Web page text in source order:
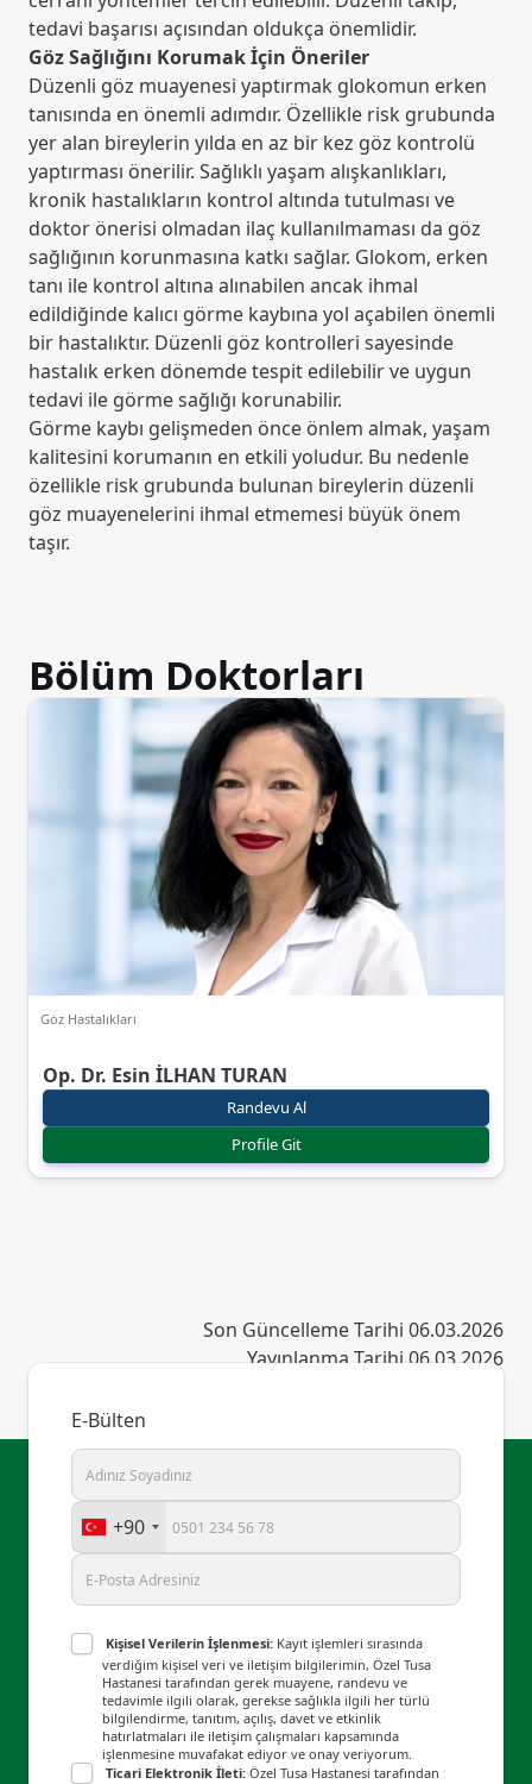
tedavi başarısı açısından oldukça önemlidir.
Göz Sağlığını Korumak İçin Öneriler
Düzenli göz muayenesi yaptırmak glokomun erken
tanısında en önemli adımdır. Özellikle risk grubunda
yer alan bireylerin yılda en az bir kez göz kontrolü
yaptırması önerilir. Sağlıklı yaşam alışkanlıkları,
kronik hastalıkların kontrol altında tutulması ve
doktor önerisi olmadan ilaç kullanılmaması da göz
sağlığının korunmasına katkı sağlar. Glokom, erken
tanı ile kontrol altına alınabilen ancak ihmal
edildiğinde kalıcı görme kaybına yol açabilen önemli
bir hastalıktır. Düzenli göz kontrolleri sayesinde
hastalık erken dönemde tespit edilebilir ve uygun
tedavi ile görme sağlığı korunabilir.
Görme kaybı gelişmeden önce önlem almak, yaşam
kalitesini korumanın en etkili yoludur. Bu nedenle
özellikle risk grubunda bulunan bireylerin düzenli
göz muayenelerini ihmal etmemesi büyük önem
taşır.
Bölüm Doktorları
Göz Hastalıkları
Op. Dr. Esin İLHAN TURAN
Randevu Al
Profile Git
Son Güncelleme Tarihi 06.03.2026
Yayınlanma Tarihi 06.03.2026
E-Bülten
+90
Kişisel Verilerin İşlenmesi: Kayıt işlemleri sırasında
verdiğim kişisel veri ve iletişim bilgilerimin, Özel Tusa
Hastanesi tarafından gerek muayene, randevu ve
tedavimle ilgili olarak, gerekse sağlıkla ilgili her türlü
bilgilendirme, tanıtım, açılış, davet ve etkinlik
hatırlatmaları ile iletişim çalışmaları kapsamında
işlenmesine muvafakat ediyor ve onay veriyorum.
Ticari Elektronik İleti: Özel Tusa Hastanesi tarafından